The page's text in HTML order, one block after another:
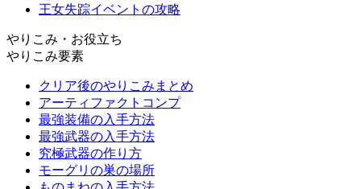
王女失踪イベントの攻略
やりこみ・お役立ち
やりこみ要素
クリア後のやりこみまとめ
アーティファクトコンプ
最強装備の入手方法
最強武器の入手方法
究極武器の作り方
モーグリの巣の場所